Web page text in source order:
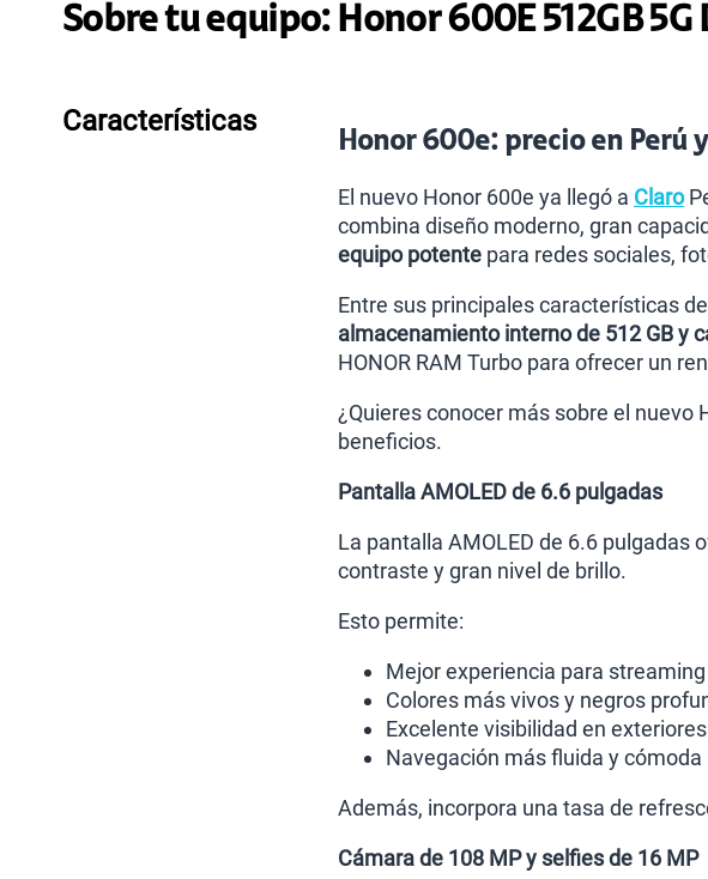
Sobre tu equipo: Honor600E 512GB
Características
Honor 600e: precio en Perú
El nuevo Honor 600e ya llegó a Claro
combina diseño moderno, gran
equipo potente para redes sociales,
Entre sus principales características
almacenamiento interno de 512 GB y
HONOR RAM Turbo para ofrecer un
¿Quieres conocer más sobre el
beneficios.
Pantalla AMOLED de 6.6 pulgadas
La pantalla AMOLED de 6.6 pulgadas
contraste y gran nivel de brillo.
Esto permite:
Mejor experiencia para
Colores más vivos y negros
Excelente visibilidad en exteriores
Navegación más fluida y cómoda
Además, incorpora una tasa de
Cámara de 108 MP y selfies de 16 MP